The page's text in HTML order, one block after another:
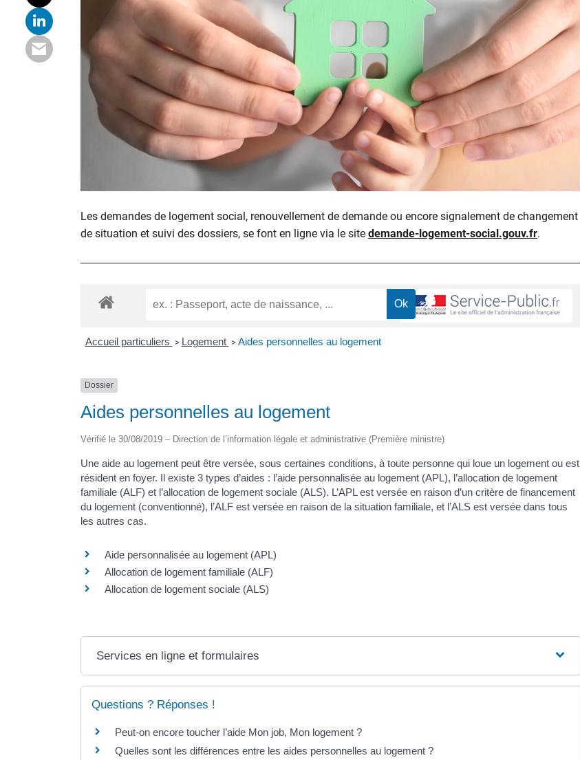
Les demandes de logement social, renouvellement de demande ou encore signalement de changement
de situation et suivi des dossiers, se font en ligne via le site demande-logement-social.gouv.fr.
Accueil particuliers > Logement > Aides personnelles au logement
Dossier
Aides personnelles au logement
Vérifié le 30/08/2019 – Direction de l’information légale et administrative (Première ministre)
Une aide au logement peut être versée, sous certaines conditions, à toute personne qui loue un logement ou est
résident en foyer. Il existe 3 types d’aides : l’aide personnalisée au logement (APL), l’allocation de logement
familiale (ALF) et l’allocation de logement sociale (ALS). L’APL est versée en raison d’un critère de financement
du logement (conventionné), l’ALF est versée en raison de la situation familiale, et l’ALS est versée dans tous
les autres cas.
Aide personnalisée au logement (APL)
Allocation de logement familiale (ALF)
Allocation de logement sociale (ALS)
Services en ligne et formulaires
Questions ? Réponses !
Peut-on encore toucher l’aide Mon job, Mon logement ?
Quelles sont les différences entre les aides personnelles au logement ?